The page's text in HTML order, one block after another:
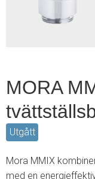
MORA
Utgått
Mora MMIX
med en